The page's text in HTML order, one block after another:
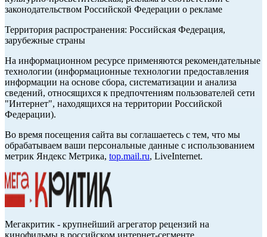
законодательством Российской Федерации о рекламе
Территория распространения: Российская Федерация,
зарубежные страны
На информационном ресурсе применяются рекомендательные
технологии (информационные технологии предоставления
информации на основе сбора, систематизации и анализа
сведений, относящихся к предпочтениям пользователей сети
"Интернет", находящихся на территории Российской
Федерации).
Во время посещения сайта вы соглашаетесь с тем, что мы
обрабатываем ваши персональные данные с использованием
метрик Яндекс Метрика, top.mail.ru, LiveInternet.
Мегакритик - крупнейший агрегатор рецензий на